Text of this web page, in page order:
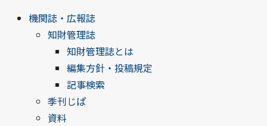
機関誌・広報誌
知財管理誌
知財管理誌とは
編集方針・投稿規定
記事検索
季刊じぱ
資料